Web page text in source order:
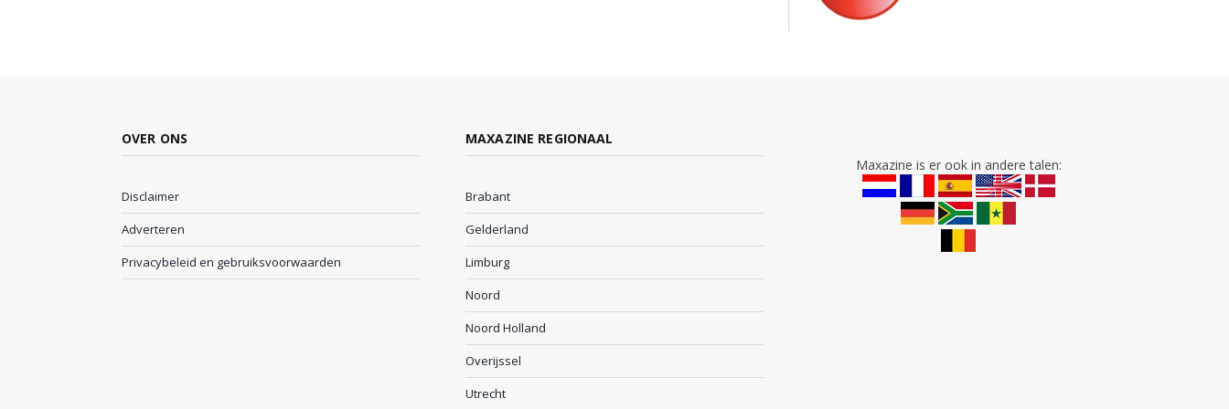
OVER ONS
Disclaimer
Adverteren
Privacybeleid en gebruiksvoorwaarden
MAXAZINE REGIONAAL
Brabant
Gelderland
Limburg
Noord
Noord Holland
Overijssel
Utrecht
Maxazine is er ook in andere talen: